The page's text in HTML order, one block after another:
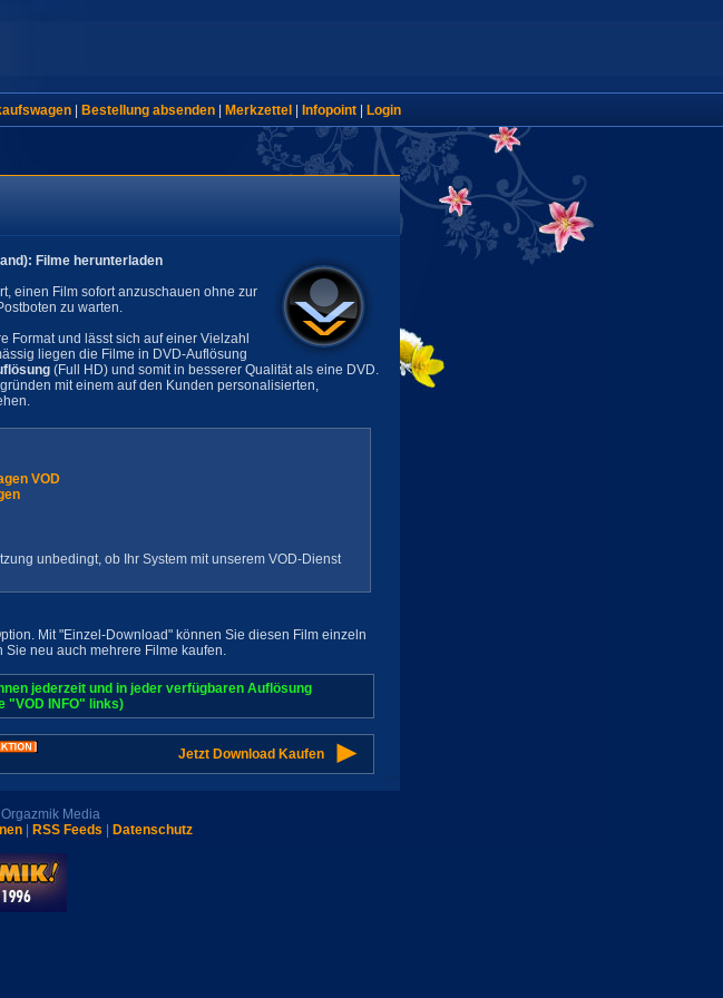
| Bestellung absenden| Merkzettel Infopoint| Login
Filme herunterladen
einen Film sofort anzuschauen ohne zur
zu warten.
Format und lässt sich auf einer Vielzahl
liegen die Filme in DVD-Auflösung
(Full HD) und somit in besserer Qualität als eine DVD.
mit einem auf den Kunden personalisierten,
VOD
unbedingt, ob Ihr System mit unserem VOD-Dienst
Mit "Einzel-Download" können Sie diesen Film einzeln
neu auch mehrere Filme kaufen.
jederzeit und in jeder verfügbaren Auflösung
"VOD INFO" links)
Jetzt Download Kaufen
Media
RSS Feeds Datenschutz